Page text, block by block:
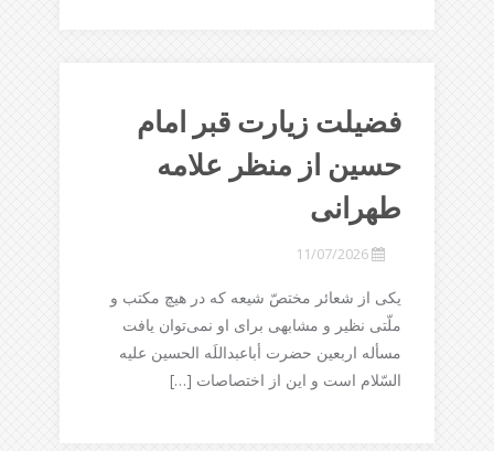
فضيلت زيارت قبر امام
حسين از منظر علامه
طهرانی
11/07/2026
یکى از شعائر مختصّ شیعه که در هیچ مکتب و
ملّتى نظیر و مشابهى براى او نمى‌توان یافت
مسأله اربعین حضرت أباعبداللَه الحسین علیه
السّلام است و این از اختصاصات […]